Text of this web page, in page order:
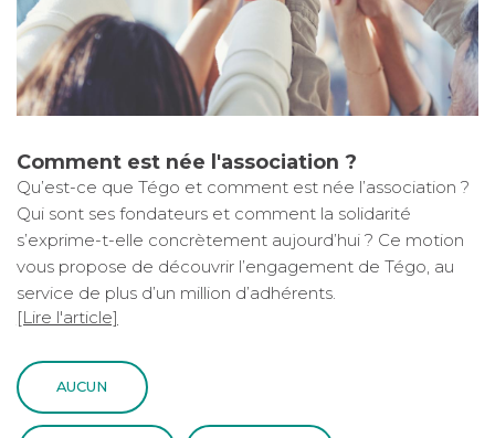
Comment est née l'association ?
Qu’est-ce que Tégo et comment est née l’association ?
Qui sont ses fondateurs et comment la solidarité
s’exprime-t-elle concrètement aujourd’hui ? Ce motion
vous propose de découvrir l’engagement de Tégo, au
service de plus d’un million d’adhérents.
[Lire l'article]
AUCUN